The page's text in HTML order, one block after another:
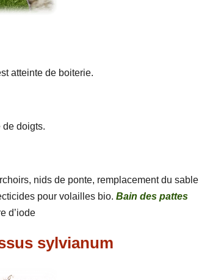
atteinte de boiterie.
de doigts.
nids de ponte, remplacement du sable
pour volailles bio.Bain des pattes
d’iode
sylvianum